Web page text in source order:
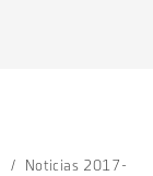
/
Noticias 2017-